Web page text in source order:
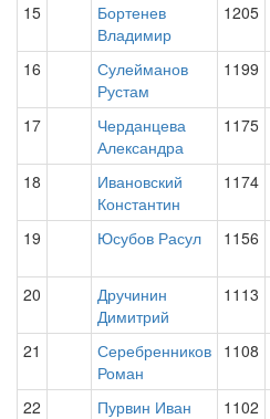
15
Бортенев
Владимир
1205
16
Сулейманов
Рустам
1199
17
Черданцева
Александра
1175
18
Ивановский
Константин
1174
19 Юсубов Расул 1156
20
Дручинин
Димитрий
1113
21
Серебренников
Роман
1108
22 Пурвин Иван 1102